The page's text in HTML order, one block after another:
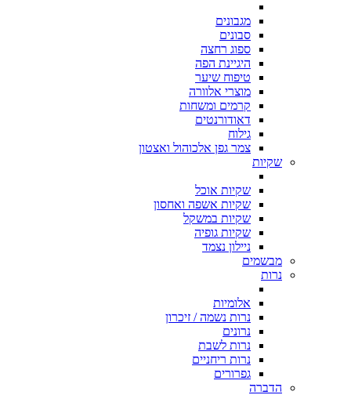
מגבונים
סבונים
ספוג רחצה
היגיינת הפה
טיפוח שיער
מוצרי אלוורה
קרמים ומשחות
דאודורנטים
גילוח
צמר גפן אלכוהול ואצטון
שקיות
שקיות אוכל
שקיות אשפה ואחסון
שקיות במשקל
שקיות גופיה
ניילון נצמד
מבשמים
נרות
אלומיות
נרות נשמה / זיכרון
נרונים
נרות לשבת
נרות ריחניים
גפרורים
הדברה